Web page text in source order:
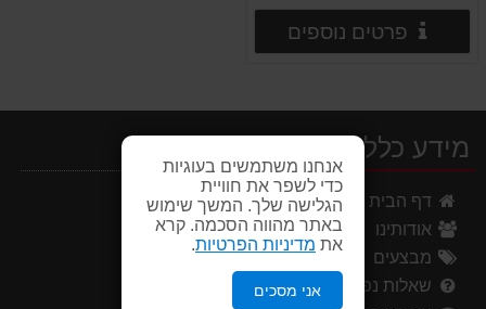
אנחנו משתמשים בעוגיות
כדי לשפר את חוויית
הגלישה שלך. המשך שימוש
באתר מהווה הסכמה. קרא
את מדיניות הפרטיות.
אני מסכים
פרטים נוספים
מידע כללי
דף הבית
אודותינו
מבצעים
שאלות נפוצות